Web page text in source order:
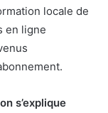
locale de
en ligne
s’explique